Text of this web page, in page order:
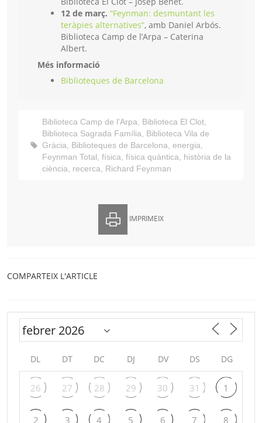
12 de març. “Feynman: desmuntant les
teràpies alternatives”, amb Daniel Arbós.
Biblioteca Camp de l’Arpa – Caterina
Albert.
Més informació
Biblioteques de Barcelona
Biblioteca Camp de l'Arpa, Biblioteca El Clot,
Biblioteca Sagrada Família, Biblioteca Vila de
Gràcia, Biblioteques de Barcelona, energia,
Feynman Total, física, física quàntica, història de la
ciència, recerca, Richard Feynman
IMPRIMEIX
COMPARTEIX L'ARTICLE
DL DT DC DJ DV DS DG
26 27 28 29 30 31 1
2 3 4 5 6 7 8